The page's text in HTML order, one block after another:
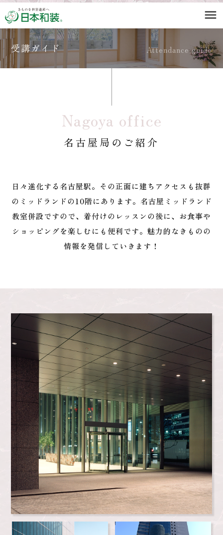
menu
Attendance guide
受講ガイド
Nagoya office
名古屋局のご紹介
日々進化する名古屋駅。その正面に建ちアクセスも抜群
のミッドランドの10階にあります。名古屋ミッドランド
教室併設ですので、着付けのレッスンの後に、お食事や
ショッピングを楽しむにも便利です。魅力的なきものの
情報を発信していきます！